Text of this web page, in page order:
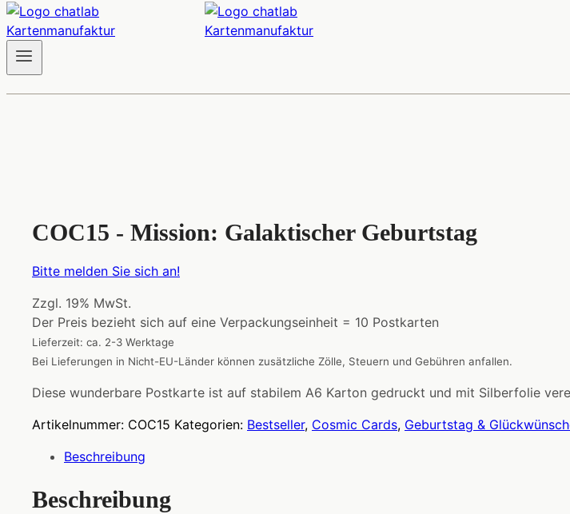
COC15 - Mission: Galaktischer Geburtstag
Bitte melden Sie sich an!
Zzgl. 19% MwSt.
Der Preis bezieht sich auf eine Verpackungseinheit = 10 Postkarten
Lieferzeit: ca. 2-3 Werktage
Bei Lieferungen in Nicht-EU-Länder können zusätzliche Zölle, Steuern und Gebühren anfallen.
Diese wunderbare Postkarte ist auf stabilem A6 Karton gedruckt und mit Silberfolie
Artikelnummer: COC15 Kategorien: Bestseller, Cosmic Cards, Geburtstag &
Beschreibung
Beschreibung